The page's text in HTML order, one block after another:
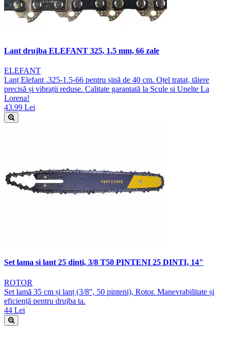
Lant drujba ELEFANT 325, 1.5 mm, 66 zale
ELEFANT
Lanț Elefant .325-1.5-66 pentru șină de 40 cm. Oțel tratat, tăiere
precisă și vibrații reduse. Calitate garantată la Scule si Unelte La
Lorena!
43.99 Lei
Set lama si lant 25 dinti, 3/8 T50 PINTENI 25 DINTI, 14"
ROTOR
Set lamă 35 cm și lanț (3/8", 50 pinteni), Rotor. Manevrabilitate și
eficiență pentru drujba ta.
44 Lei